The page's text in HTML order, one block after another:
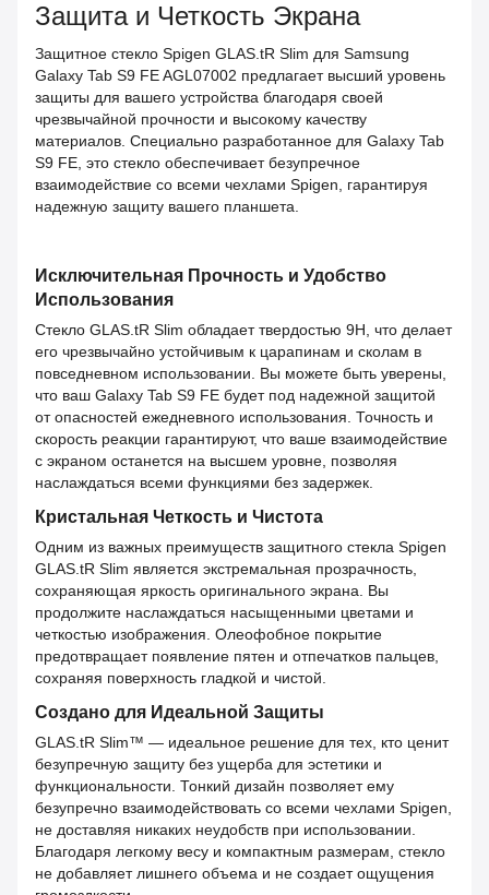
Защита и Четкость Экрана
Защитное стекло Spigen GLAS.tR Slim для Samsung
Galaxy Tab S9 FE AGL07002 предлагает высший уровень
защиты для вашего устройства благодаря своей
чрезвычайной прочности и высокому качеству
материалов. Специально разработанное для Galaxy Tab
S9 FE, это стекло обеспечивает безупречное
взаимодействие со всеми чехлами Spigen, гарантируя
надежную защиту вашего планшета.
Исключительная Прочность и Удобство
Использования
Стекло GLAS.tR Slim обладает твердостью 9H, что делает
его чрезвычайно устойчивым к царапинам и сколам в
повседневном использовании. Вы можете быть уверены,
что ваш Galaxy Tab S9 FE будет под надежной защитой
от опасностей ежедневного использования. Точность и
скорость реакции гарантируют, что ваше взаимодействие
с экраном останется на высшем уровне, позволяя
наслаждаться всеми функциями без задержек.
Кристальная Четкость и Чистота
Одним из важных преимуществ защитного стекла Spigen
GLAS.tR Slim является экстремальная прозрачность,
сохраняющая яркость оригинального экрана. Вы
продолжите наслаждаться насыщенными цветами и
четкостью изображения. Олеофобное покрытие
предотвращает появление пятен и отпечатков пальцев,
сохраняя поверхность гладкой и чистой.
Создано для Идеальной Защиты
GLAS.tR Slim™ — идеальное решение для тех, кто ценит
безупречную защиту без ущерба для эстетики и
функциональности. Тонкий дизайн позволяет ему
безупречно взаимодействовать со всеми чехлами Spigen,
не доставляя никаких неудобств при использовании.
Благодаря легкому весу и компактным размерам, стекло
не добавляет лишнего объема и не создает ощущения